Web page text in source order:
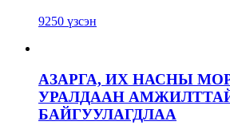
9250 үзсэн
АЗАРГА, ИХ НАСНЫ
УРАЛДААН
БАЙГУУЛАГДЛАА